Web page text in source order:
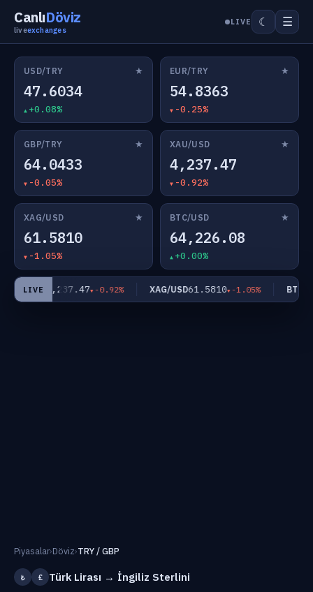
CanlıDöviz
liveexchanges
LIVE ☾ ☰
USD/TRY ★
47.6034
+0.08%
EUR/TRY ★
54.8363
-0.25%
GBP/TRY ★
64.0433
-0.05%
XAU/USD ★
4,237.47
-0.92%
XAG/USD ★
61.5810
-1.05%
BTC/USD ★
64,226.08
+0.00%
LIVE
XAU/USD4,237.47 -0.92% XAG/USD61.5810 -1.05% BTC/
Piyasalar›Döviz›TRY / GBP
₺ £ Türk Lirası → İngiliz Sterlini